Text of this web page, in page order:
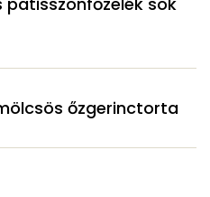
őzgerinctorta